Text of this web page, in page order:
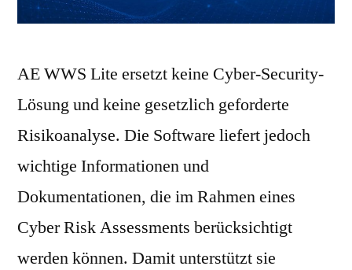
AE WWS Lite ersetzt keine Cyber-Security-
Lösung und keine gesetzlich geforderte
Risikoanalyse. Die Software liefert jedoch
wichtige Informationen und
Dokumentationen, die im Rahmen eines
Cyber Risk Assessments berücksichtigt
werden können. Damit unterstützt sie